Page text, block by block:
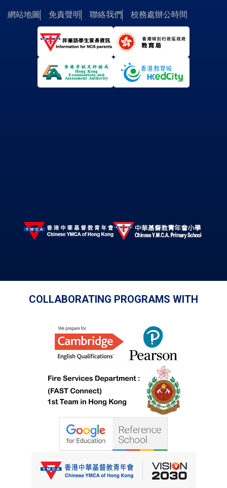
網站地圖 免責聲明 聯絡我們 校務處辦公時間
COLLABORATING PROGRAMS WITH